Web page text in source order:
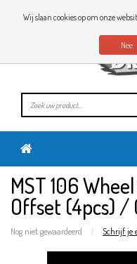
NL
MST 106
Offset (4pcs) /
Nog niet gewaardeerd | Schrijf je
Wij slaan cookies op om onze
Nee